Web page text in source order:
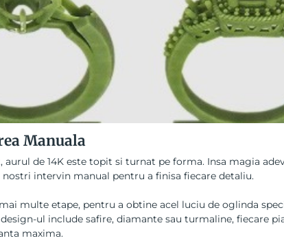
Manuala
de 14K este topit si turnat pe forma. Insa magia
intervin manual pentru a finisa fiecare detaliu.
multe etape, pentru a obtine acel luciu de oglinda
ul include safire, diamante sau turmaline, fiecare
maxima.